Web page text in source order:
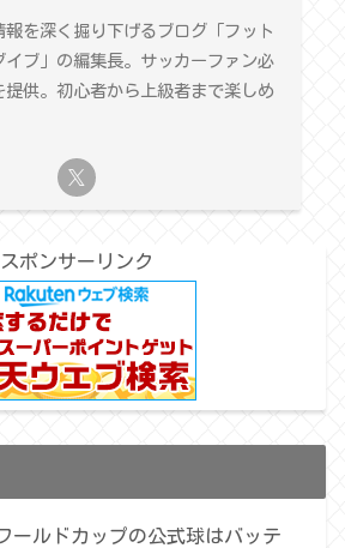
報を深く掘り下げるブログ「フット
イブ」の編集長。サッカーファン必
提供。初心者から上級者まで楽しめ
スポンサーリンク
ールドカップの公式球はバッテ